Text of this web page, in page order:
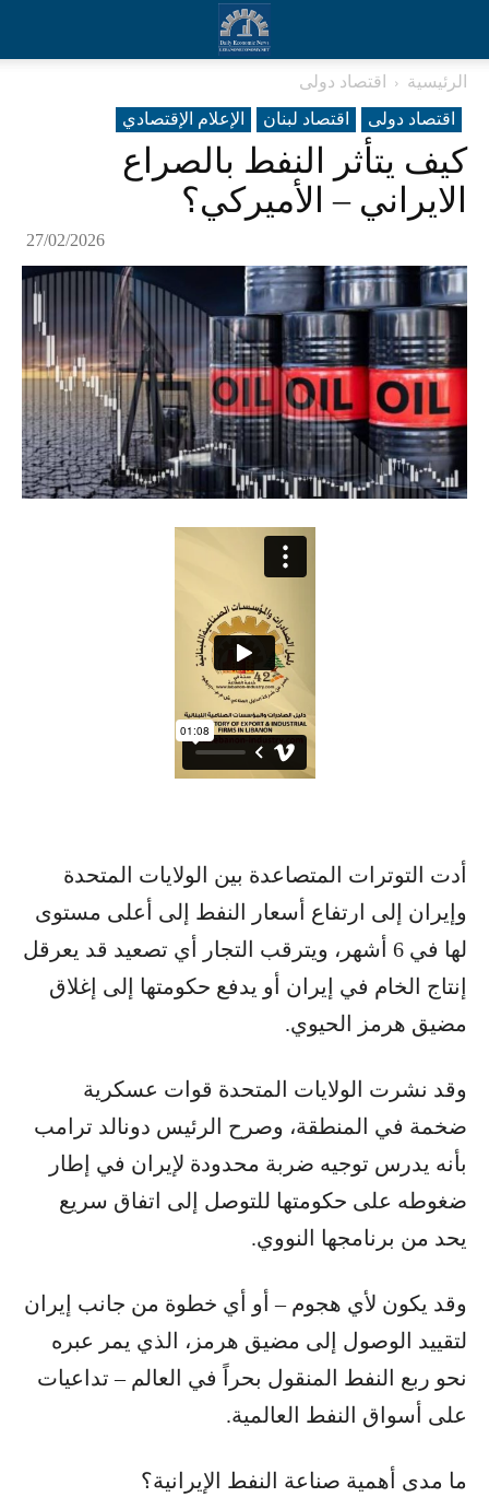
الرئيسية
اقتصاد دولی
اقتصاد دولی
اقتصاد لبنان الإعلام الإقتصادي
كيف يتأثر النفط بالصراع
الايراني – الأميركي؟
27/02/2026
أدت التوترات المتصاعدة بين الولايات المتحدة
وإيران إلى ارتفاع أسعار النفط إلى أعلى مستوى
لها في 6 أشهر، ويترقب التجار أي تصعيد قد يعرقل
إنتاج الخام في إيران أو يدفع حكومتها إلى إغلاق
مضيق هرمز الحيوي.
وقد نشرت الولايات المتحدة قوات عسكرية
ضخمة في المنطقة، وصرح الرئيس دونالد ترامب
بأنه يدرس توجيه ضربة محدودة لإيران في إطار
ضغوطه على حكومتها للتوصل إلى اتفاق سريع
يحد من برنامجها النووي.
وقد يكون لأي هجوم – أو أي خطوة من جانب إيران
لتقييد الوصول إلى مضيق هرمز، الذي يمر عبره
نحو ربع النفط المنقول بحراً في العالم – تداعيات
على أسواق النفط العالمية.
ما مدى أهمية صناعة النفط الإيرانية؟